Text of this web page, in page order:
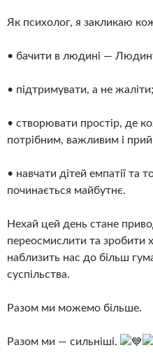
Як психолог, я закликаю
• бачити в людині —
• підтримувати, а не жаліти;
• створювати простір, де
потрібним, важливим і
• навчати дітей емпатії та
починається майбутнє.
Нехай цей день стане
переосмислити та
наблизить нас до більш
суспільства.
Разом ми можемо більше.
Разом ми — сильніші.